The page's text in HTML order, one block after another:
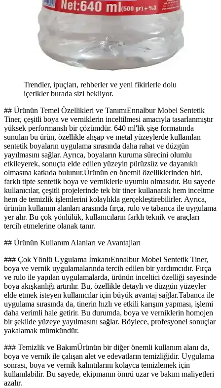
Trendler, ipuçları, rehberler ve yeni fikirlerle dolu
içerikler burada sizi bekliyor.
## Ürünün Temel Özellikleri ve TanımıEnnalbur Mobel Sentetik
Tiner, çeşitli boya ve verniklerin inceltilmesi amacıyla tasarlanmıştır
yüksek performanslı bir çözümdür. 640 ml'lik şişe formatında
sunulan bu ürün, özellikle ahşap ve metal yüzeylerde kullanılan
sentetik boyaların uygulama sırasında daha rahat ve düzgün
yayılmasını sağlar. Ayrıca, boyaların kuruma sürecini olumlu
etkileyerek, sonuçta elde edilen yüzeyin pürüzsüz ve dayanıklı
olmasına katkıda bulunur.Ürünün en önemli özelliklerinden biri,
farklı tipte sentetik boya ve verniklerle uyumlu olmasıdır. Bu sayede
kullanıcılar, çeşitli projelerinde tek bir tiner kullanarak hem inceltme
hem de temizlik işlemlerini kolaylıkla gerçekleştirebilirler. Ayrıca,
ürünün kullanım alanları arasında fırça, rulo ve tabanca ile uygulama
yer alır. Bu çok yönlülük, kullanıcıların farklı teknik ve araçları
tercih etmelerine olanak tanır.
## Ürünün Kullanım Alanları ve Avantajları
### Çok Yönlü Uygulama İmkanıEnnalbur Mobel Sentetik Tiner,
boya ve vernik uygulamalarında tercih edilen bir yardımcıdır. Fırça
ve rulo ile yapılan uygulamalarda, ürünün inceltici özelliği sayesinde
boya akışkanlığı artırılır. Bu, özellikle detaylı ve düzgün yüzeyler
elde etmek isteyen kullanıcılar için büyük avantaj sağlar.Tabanca ile
uygulama sırasında da, tinerin hızlı ve etkili karışım yapması, işlemi
daha verimli hale getirir. Bu durumda, boya ve verniklerin homojen
bir şekilde yüzeye yayılmasını sağlar. Böylece, profesyonel sonuçlar
yakalamak mümkündür.
### Temizlik ve BakımÜrünün bir diğer önemli kullanım alanı da,
boya ve vernik ile çalışan alet ve edevatların temizliğidir. Uygulama
sonrası, boya ve vernik kalıntılarını kolayca temizlemek için
kullanılabilir. Bu sayede, ekipmanın ömrü uzar ve bakım maliyetleri
azalır.